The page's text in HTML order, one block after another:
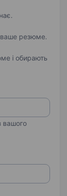
ваше резюме.
і обирають
вашого